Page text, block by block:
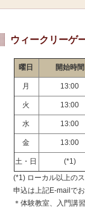
ウィークリーゲ
曜日 開始時間
月 13:00
火 13:00
水 13:00
金 13:00
土・日
(*1)
(*1) ローカル以上の
申込は上記E-mailで
＊体験教室、入門講